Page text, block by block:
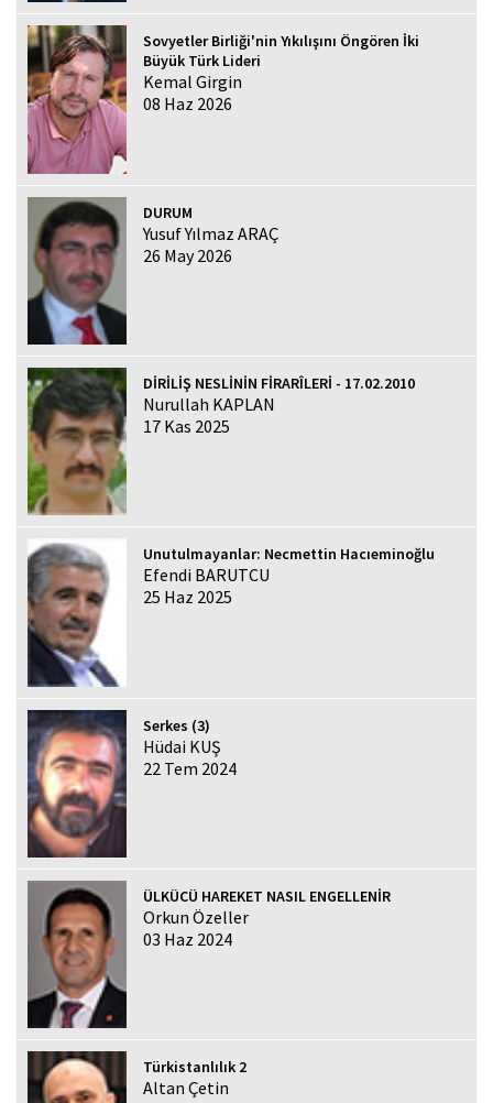
Sovyetler Birliği'nin Yıkılışını Öngören İki
Büyük Türk Lideri
Kemal Girgin
08 Haz 2026
DURUM
Yusuf Yılmaz ARAÇ
26 May 2026
DİRİLİŞ NESLİNİN FİRARÎLERİ - 17.02.2010
Nurullah KAPLAN
17 Kas 2025
Unutulmayanlar: Necmettin Hacıeminoğlu
Efendi BARUTCU
25 Haz 2025
Serkes (3)
Hüdai KUŞ
22 Tem 2024
ÜLKÜCÜ HAREKET NASIL ENGELLENİR
Orkun Özeller
03 Haz 2024
Türkistanlılık 2
Altan Çetin